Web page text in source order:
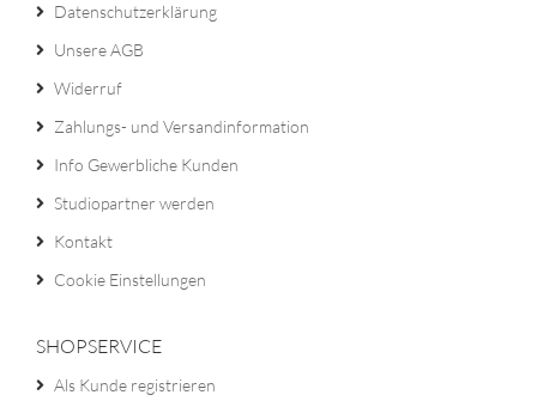
Datenschutzerklärung
Unsere AGB
Widerruf
Zahlungs- und Versandinformation
Info Gewerbliche Kunden
Studiopartner werden
Kontakt
Cookie Einstellungen
SHOPSERVICE
Als Kunde registrieren